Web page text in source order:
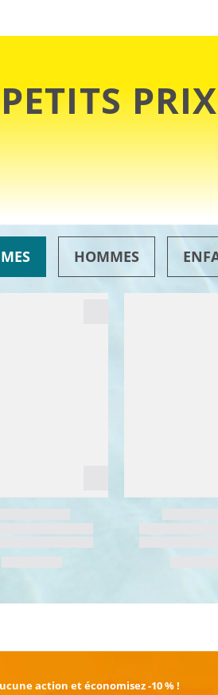
PRIX
HOMMES
action et économisez -10 % !